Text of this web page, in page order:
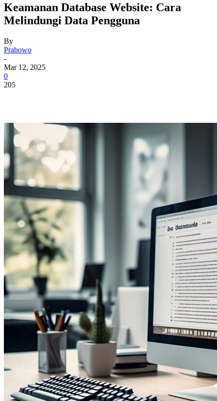
Keamanan Database Website: Cara
Melindungi Data Pengguna
By
Prabowo
-
Mar 12, 2025
0
205